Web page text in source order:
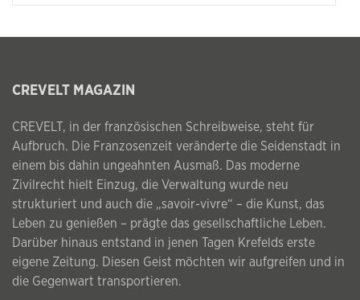
CREVELT MAGAZIN
CREVELT, in der französischen Schreibweise, steht für
Aufbruch. Die Franzosenzeit veränderte die Seidenstadt in
einem bis dahin ungeahnten Ausmaß. Das moderne
Zivilrecht hielt Einzug, die Verwaltung wurde neu
strukturiert und auch die „savoir-vivre“ – die Kunst, das
Leben zu genießen – prägte das gesellschaftliche Leben.
Darüber hinaus entstand in jenen Tagen Krefelds erste
eigene Zeitung. Diesen Geist möchten wir aufgreifen und in
die Gegenwart transportieren.